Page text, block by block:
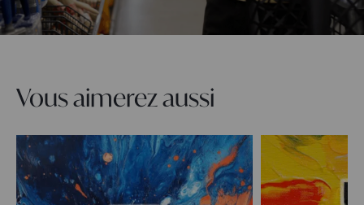
Vous aimerez aussi